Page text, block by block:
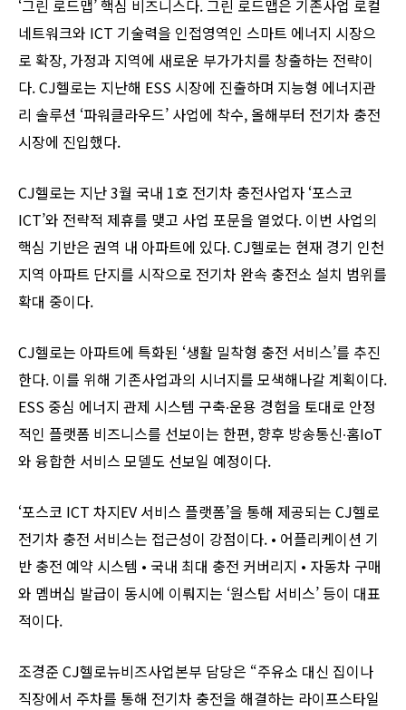
‘그린 로드맵’ 핵심 비즈니스다. 그린 로드맵은 기존사업 로컬
네트워크와 ICT 기술력을 인접영역인 스마트 에너지 시장으
로 확장, 가정과 지역에 새로운 부가가치를 창출하는 전략이
다. CJ헬로는 지난해 ESS 시장에 진출하며 지능형 에너지관
리 솔루션 ‘파워클라우드’ 사업에 착수, 올해부터 전기차 충전
시장에 진입했다.
CJ헬로는 지난 3월 국내 1호 전기차 충전사업자 ‘포스코
ICT’와 전략적 제휴를 맺고 사업 포문을 열었다. 이번 사업의
핵심 기반은 권역 내 아파트에 있다. CJ헬로는 현재 경기 인천
지역 아파트 단지를 시작으로 전기차 완속 충전소 설치 범위를
확대 중이다.
CJ헬로는 아파트에 특화된 ‘생활 밀착형 충전 서비스’를 추진
한다. 이를 위해 기존사업과의 시너지를 모색해나갈 계획이다.
ESS 중심 에너지 관제 시스템 구축∙운용 경험을 토대로 안정
적인 플랫폼 비즈니스를 선보이는 한편, 향후 방송통신∙홈IoT
와 융합한 서비스 모델도 선보일 예정이다.
‘포스코 ICT 차지EV 서비스 플랫폼’을 통해 제공되는 CJ헬로
전기차 충전 서비스는 접근성이 강점이다. • 어플리케이션 기
반 충전 예약 시스템 • 국내 최대 충전 커버리지 • 자동차 구매
와 멤버십 발급이 동시에 이뤄지는 ‘원스탑 서비스’ 등이 대표
적이다.
조경준 CJ헬로뉴비즈사업본부 담당은 “주유소 대신 집이나
직장에서 주차를 통해 전기차 충전을 해결하는 라이프스타일